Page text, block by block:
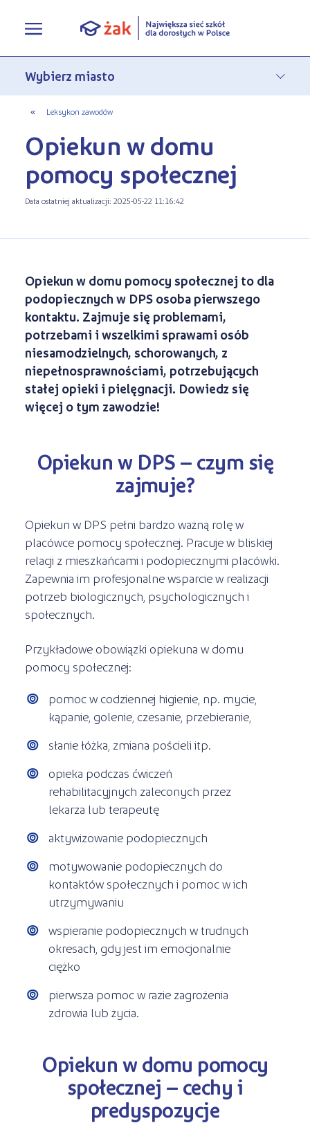
Oferta edukacyjna
Pełna oferta edukacyjna
eLO - obierz kurs na średnie
Liceum ogólnokształcące dla
dorosłych
Kwalifikacyjne Kursy Zawodowe
Kształcenie jednoroczne
Kursy ONLINE
Kursy stacjonarne
Rekrutacja
Jak się zapisać do Żaka
Rekrutacja on-line
Statuty
Terminy zjazdów
O nas
Nauka online w Żaku
Nasza działalność
Historia Firmy
Polityka prywatności
Kariera
Aktualności
Leksykon zawodów
STREFA SŁUCHACZA
« Leksykon zawodów
Opiekun w domu
pomocy społecznej
Data ostatniej aktualizacji: 2025-05-22 11:16:42
Opiekun w domu pomocy społecznej to dla
podopiecznych w DPS osoba pierwszego
kontaktu. Zajmuje się problemami,
potrzebami i wszelkimi sprawami osób
niesamodzielnych, schorowanych, z
niepełnosprawnościami, potrzebujących
stałej opieki i pielęgnacji. Dowiedz się
więcej o tym zawodzie!
Opiekun w DPS – czym się
zajmuje?
Opiekun w DPS pełni bardzo ważną rolę w
placówce pomocy społecznej. Pracuje w bliskiej
relacji z mieszkańcami i podopiecznymi placówki.
Zapewnia im profesjonalne wsparcie w realizacji
potrzeb biologicznych, psychologicznych i
społecznych.
Przykładowe obowiązki opiekuna w domu
pomocy społecznej:
pomoc w codziennej higienie, np. mycie,
kąpanie, golenie, czesanie, przebieranie,
słanie łóżka, zmiana pościeli itp.
opieka podczas ćwiczeń
rehabilitacyjnych zaleconych przez
lekarza lub terapeutę
aktywizowanie podopiecznych
motywowanie podopiecznych do
kontaktów społecznych i pomoc w ich
utrzymywaniu
wspieranie podopiecznych w trudnych
okresach, gdy jest im emocjonalnie
ciężko
pierwsza pomoc w razie zagrożenia
zdrowia lub życia.
Opiekun w domu pomocy
społecznej – cechy i
predyspozycje